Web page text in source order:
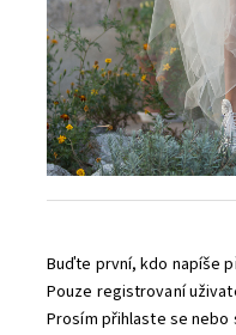
Buďte první, kdo napíše
Pouze registrovaní
Prosím přihlaste se nebo